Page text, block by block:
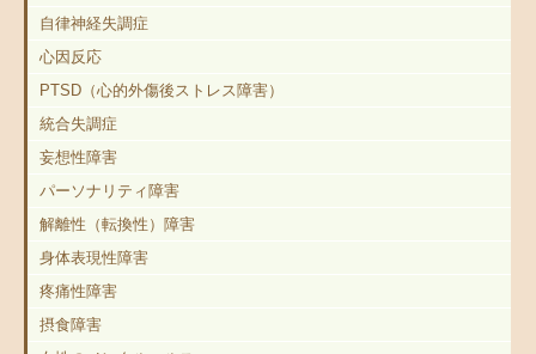
自律神経失調症
心因反応
PTSD（心的外傷後ストレス障害）
統合失調症
妄想性障害
パーソナリティ障害
解離性（転換性）障害
身体表現性障害
疼痛性障害
摂食障害